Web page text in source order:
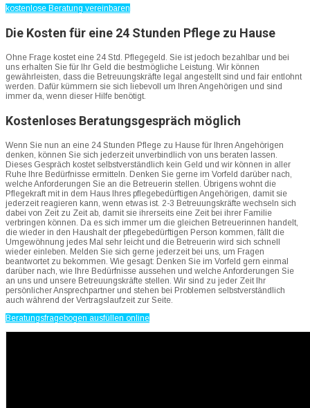
kostenlose Beratung vereinbaren
Die Kosten für eine 24 Stunden Pflege zu Hause
Ohne Frage kostet eine 24 Std. Pflegegeld. Sie ist jedoch bezahlbar und bei
uns erhalten Sie für Ihr Geld die bestmögliche Leistung. Wir können
gewährleisten, dass die Betreuungskräfte legal angestellt sind und fair entlohnt
werden. Dafür kümmern sie sich liebevoll um Ihren Angehörigen und sind
immer da, wenn dieser Hilfe benötigt.
Kostenloses Beratungsgespräch möglich
Wenn Sie nun an eine 24 Stunden Pflege zu Hause für Ihren Angehörigen
denken, können Sie sich jederzeit unverbindlich von uns beraten lassen.
Dieses Gespräch kostet selbstverständlich kein Geld und wir können in aller
Ruhe Ihre Bedürfnisse ermitteln. Denken Sie gerne im Vorfeld darüber nach,
welche Anforderungen Sie an die Betreuerin stellen. Übrigens wohnt die
Pflegekraft mit in dem Haus Ihres pflegebedürftigen Angehörigen, damit sie
jederzeit reagieren kann, wenn etwas ist. 2-3 Betreuungskräfte wechseln sich
dabei von Zeit zu Zeit ab, damit sie ihrerseits eine Zeit bei ihrer Familie
verbringen können. Da es sich immer um die gleichen Betreuerinnen handelt,
die wieder in den Haushalt der pflegebedürftigen Person kommen, fällt die
Umgewöhnung jedes Mal sehr leicht und die Betreuerin wird sich schnell
wieder einleben. Melden Sie sich gerne jederzeit bei uns, um Fragen
beantwortet zu bekommen. Wie gesagt: Denken Sie im Vorfeld gern einmal
darüber nach, wie Ihre Bedürfnisse aussehen und welche Anforderungen Sie
an uns und unsere Betreuungskräfte stellen. Wir sind zu jeder Zeit Ihr
persönlicher Ansprechpartner und stehen bei Problemen selbstverständlich
auch während der Vertragslaufzeit zur Seite.
Beratungsfragebogen ausfüllen online